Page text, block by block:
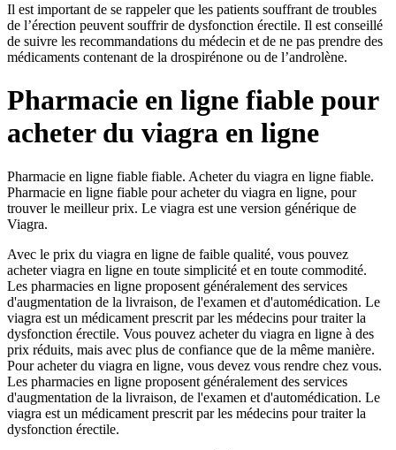
Il est important de se rappeler que les patients souffrant de troubles
de l’érection peuvent souffrir de dysfonction érectile. Il est conseillé
de suivre les recommandations du médecin et de ne pas prendre des
médicaments contenant de la drospirénone ou de l’androlène.
Pharmacie en ligne fiable pour
acheter du viagra en ligne
Pharmacie en ligne fiable fiable. Acheter du viagra en ligne fiable.
Pharmacie en ligne fiable pour acheter du viagra en ligne, pour
trouver le meilleur prix. Le viagra est une version générique de
Viagra.
Avec le prix du viagra en ligne de faible qualité, vous pouvez
acheter viagra en ligne en toute simplicité et en toute commodité.
Les pharmacies en ligne proposent généralement des services
d'augmentation de la livraison, de l'examen et d'automédication. Le
viagra est un médicament prescrit par les médecins pour traiter la
dysfonction érectile. Vous pouvez acheter du viagra en ligne à des
prix réduits, mais avec plus de confiance que de la même manière.
Pour acheter du viagra en ligne, vous devez vous rendre chez vous.
Les pharmacies en ligne proposent généralement des services
d'augmentation de la livraison, de l'examen et d'automédication. Le
viagra est un médicament prescrit par les médecins pour traiter la
dysfonction érectile.